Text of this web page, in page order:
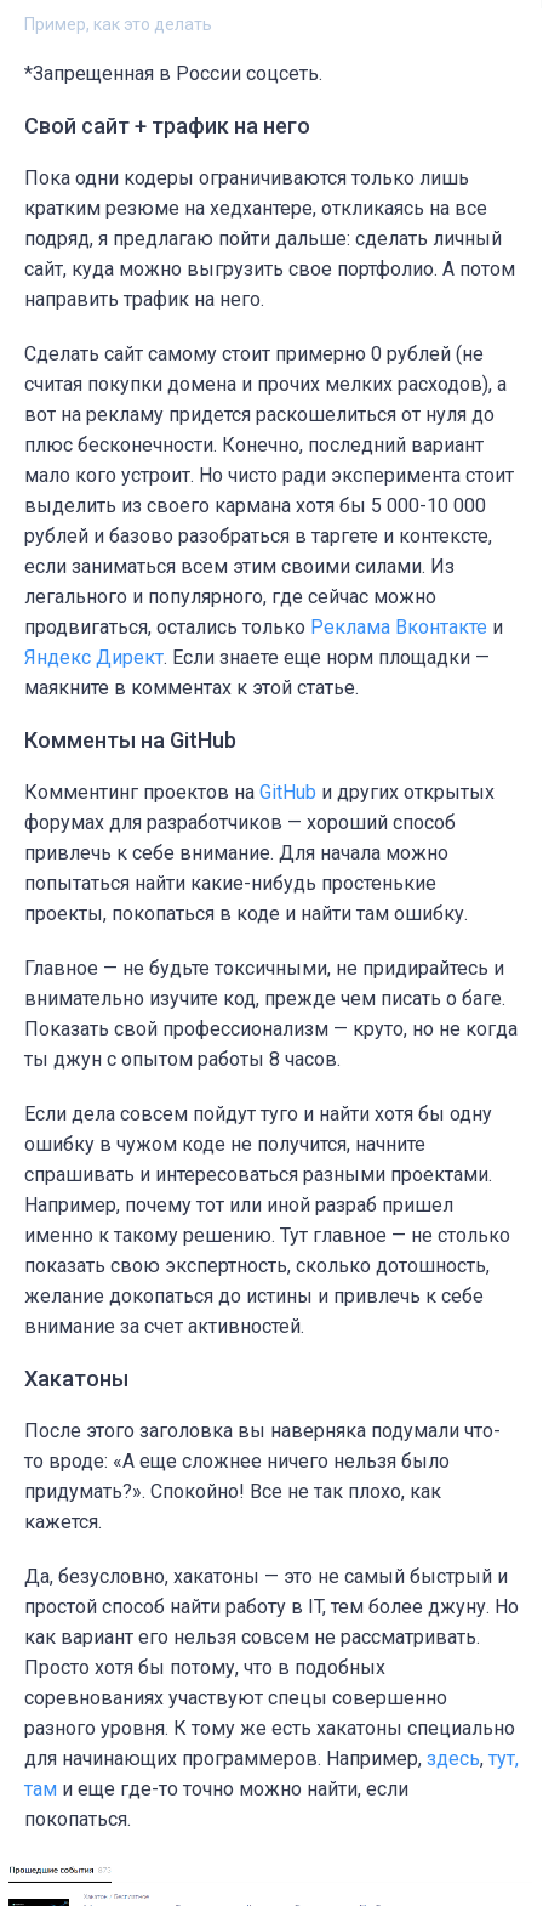
Пример, как это делать
*Запрещенная в России соцсеть.
Свой сайт + трафик на него
Пока одни кодеры ограничиваются только лишь
кратким резюме на хедхантере, откликаясь на все
подряд, я предлагаю пойти дальше: сделать личный
сайт, куда можно выгрузить свое портфолио. А потом
направить трафик на него.
Сделать сайт самому стоит примерно 0 рублей (не
считая покупки домена и прочих мелких расходов), а
вот на рекламу придется раскошелиться от нуля до
плюс бесконечности. Конечно, последний вариант
мало кого устроит. Но чисто ради эксперимента стоит
выделить из своего кармана хотя бы 5 000-10 000
рублей и базово разобраться в таргете и контексте,
если заниматься всем этим своими силами. Из
легального и популярного, где сейчас можно
продвигаться, остались только Реклама Вконтакте и
Яндекс Директ. Если знаете еще норм площадки —
маякните в комментах к этой статье.
Комменты на GitHub
Комментинг проектов на GitHub и других открытых
форумах для разработчиков — хороший способ
привлечь к себе внимание. Для начала можно
попытаться найти какие-нибудь простенькие
проекты, покопаться в коде и найти там ошибку.
Главное — не будьте токсичными, не придирайтесь и
внимательно изучите код, прежде чем писать о баге.
Показать свой профессионализм — круто, но не когда
ты джун с опытом работы 8 часов.
Если дела совсем пойдут туго и найти хотя бы одну
ошибку в чужом коде не получится, начните
спрашивать и интересоваться разными проектами.
Например, почему тот или иной разраб пришел
именно к такому решению. Тут главное — не столько
показать свою экспертность, сколько дотошность,
желание докопаться до истины и привлечь к себе
внимание за счет активностей.
Хакатоны
После этого заголовка вы наверняка подумали что-
то вроде: «А еще сложнее ничего нельзя было
придумать?». Спокойно! Все не так плохо, как
кажется.
Да, безусловно, хакатоны — это не самый быстрый и
простой способ найти работу в IT, тем более джуну. Но
как вариант его нельзя совсем не рассматривать.
Просто хотя бы потому, что в подобных
соревнованиях участвуют спецы совершенно
разного уровня. К тому же есть хакатоны специально
для начинающих программеров. Например, здесь, тут,
там и еще где-то точно можно найти, если
покопаться.